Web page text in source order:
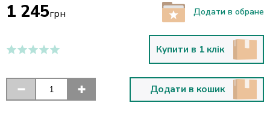
1 245грн Додати в обране
Купити в 1 клік
Додати в кошик